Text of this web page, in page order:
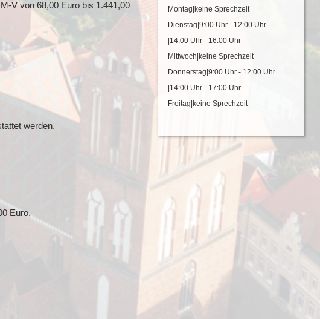
V von 68,00 Euro bis 1.441,00
werden.
Euro.
Montag|keine Sprechzeit
Dienstag|9:00 Uhr - 12:00 Uhr
|14:00 Uhr - 16:00 Uhr
Mittwoch|keine Sprechzeit
Donnerstag|9:00 Uhr - 12:00 Uhr
|14:00 Uhr - 17:00 Uhr
Freitag|keine Sprechzeit